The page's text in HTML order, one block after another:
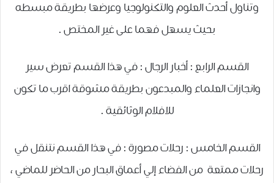
وتناول أحدث العلوم والتكنولوجيا وعرضها بطريقة مبسطه
بحيث يسهل فهما على غير المختص .
القسم الرابع : أخبار الرجال : في هذا القسم تعرض سير
وانجازات العلماء والمبدعون بطريقة مشوقة اقرب ما تكون
للافلام الوثائقية .
القسم الخامس : رحلات مصورة : في هذا القسم نتنقل في
رحلات ممتعة من الفضاء إلي أعماق البحار من الحاضر للماضي ،